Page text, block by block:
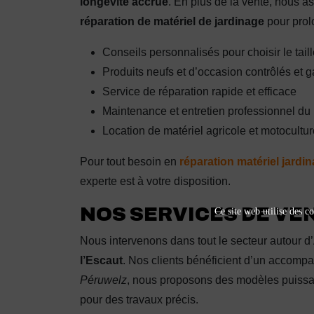
réparation de matériel de jardinage pour
Conseils personnalisés pour choisir le
Produits neufs et d’occasion contrôlés et
Service de réparation rapide et efficace
Maintenance et entretien professionnel du
Location de matériel agricole et
Pour tout besoin en réparation matériel
experte est à votre disposition.
NOS SERVICES DE
Nous intervenons dans tout le secteur autour
l’Escaut. Nos clients bénéficient d’un
Péruwelz, nous proposons des modèles
pour des travaux précis.
Ce site web utilise des